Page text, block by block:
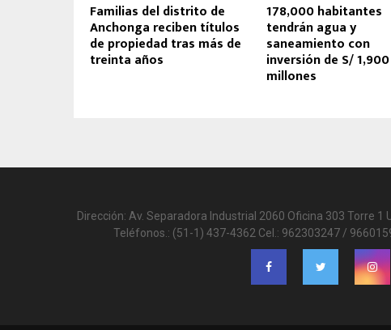
Familias del distrito de
Anchonga reciben títulos
de propiedad tras más de
treinta años
178,000 habitantes
tendrán agua y
saneamiento con
inversión de S/ 1,900
millones
Dirección: Av. Separadora Industrial 2060 Oficina 303 Torre 1
Teléfonos.: (51-1) 437-4362 Cel.: 962303247 /